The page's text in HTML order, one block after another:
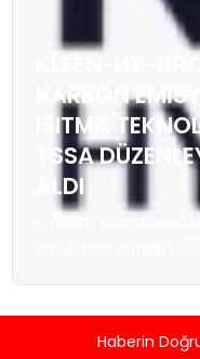
KARBON
ISITMA
TSSA
ALDI
Sistemlerini
Haberin